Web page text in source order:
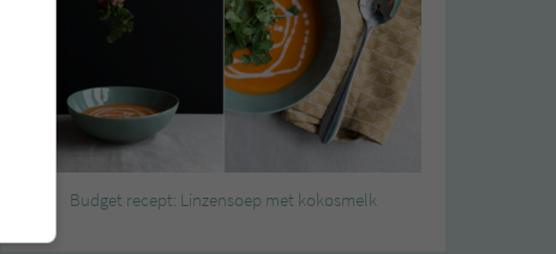
Budget recept: Linzensoep met kokosmelk